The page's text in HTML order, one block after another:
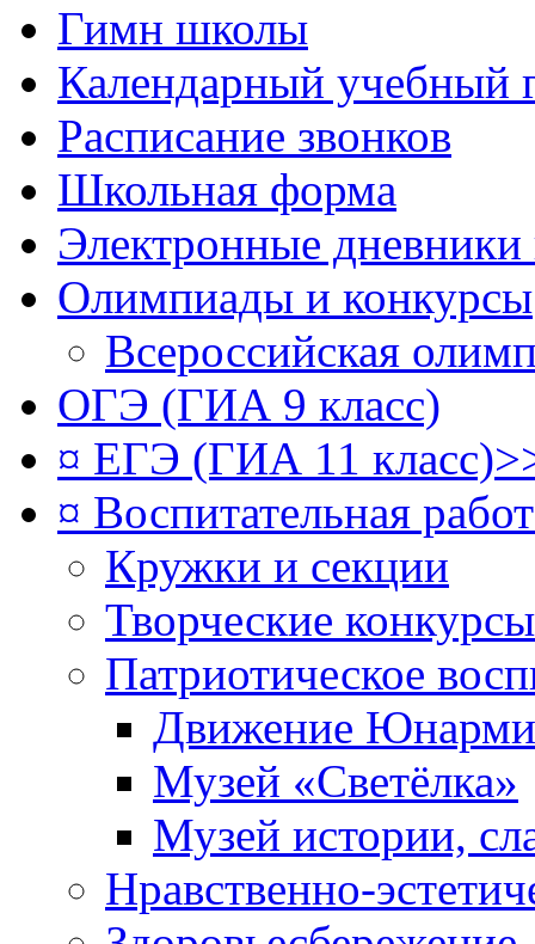
Гимн школы
Календарный учебный
Расписание звонков
Школьная форма
Электронные
Олимпиады и конкурсы
Всероссийская
ОГЭ (ГИА 9 класс)
¤ ЕГЭ (ГИА 11
¤ Воспитательная
Кружки и секции
Творческие конкурсы
Патриотическое
Движение
Музей «Светёлка»
Музей истории,
Нравственно-